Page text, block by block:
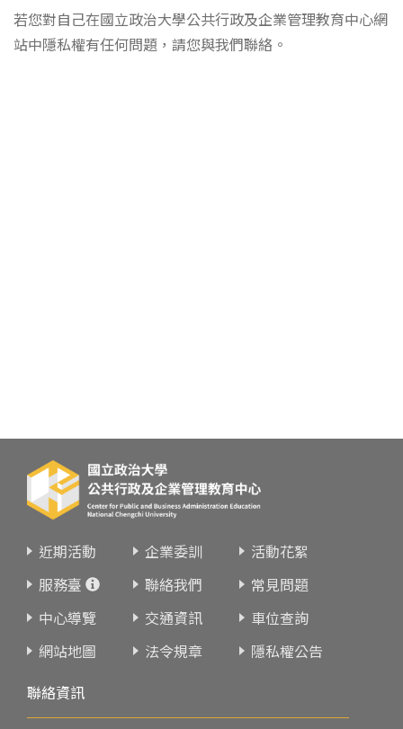
若您對自己在國立政治大學公共行政及企業管理教育中心網
站中隱私權有任何問題，請您與我們聯絡。
近期活動 企業委訓
活動花絮
服務臺
聯絡我們
常見問題
中心導覽
交通資訊
車位查詢
網站地圖
法令規章
隱私權公告
聯絡資訊